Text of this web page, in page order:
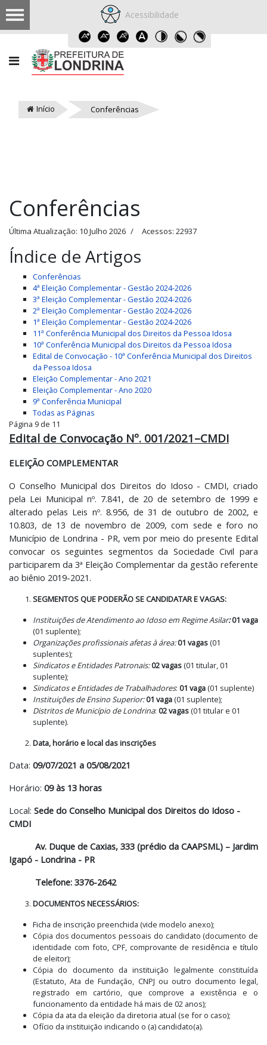
Acessibilidade
Início Conferências
Conferências
Última Atualização: 10 Julho 2026 Acessos: 22937
Índice de Artigos
Conferências
4ª Eleição Complementar - Gestão 2024-2026
3ª Eleição Complementar - Gestão 2024-2026
2ª Eleição Complementar - Gestão 2024-2026
1ª Eleição Complementar - Gestão 2024-2026
11ª Conferência Municipal dos Direitos da Pessoa Idosa
10ª Conferência Municipal dos Direitos da Pessoa Idosa
Edital de Convocação - 10ª Conferência Municipal dos Direitos
da Pessoa Idosa
Eleição Complementar - Ano 2021
Eleição Complementar - Ano 2020
9ª Conferência Municipal
Todas as Páginas
Página 9 de 11
Edital de Convocação Nº. 001/2021–CMDI
ELEIÇÃO COMPLEMENTAR
O Conselho Municipal dos Direitos do Idoso - CMDI, criado
pela Lei Municipal nº. 7.841, de 20 de setembro de 1999 e
alterado pelas Leis nº. 8.956, de 31 de outubro de 2002, e
10.803, de 13 de novembro de 2009, com sede e foro no
Município de Londrina - PR, vem por meio do presente Edital
convocar os seguintes segmentos da Sociedade Civil para
participarem da 3ª Eleição Complementar da gestão referente
ao biênio 2019-2021.
SEGMENTOS QUE PODERÃO SE CANDIDATAR E VAGAS:
Instituições de Atendimento ao Idoso em Regime Asilar:01 vaga
(01 suplente);
Organizações profissionais afetas à área:01 vagas (01
suplentes);
Sindicatos e Entidades Patronais:02 vagas (01 titular, 01
suplente);
Sindicatos e Entidades de Trabalhadores: 01 vaga (01 suplente)
Instituições de Ensino Superior:01 vaga (01 suplente);
Distritos de Município de Londrina: 02 vagas (01 titular e 01
suplente).
Data, horário e local das inscrições
Data: 09/07/2021 a 05/08/2021
Horário: 09 às 13 horas
Local: Sede do Conselho Municipal dos Direitos do Idoso -
CMDI
Av. Duque de Caxias, 333 (prédio da CAAPSML) – Jardim
Igapó - Londrina - PR
Telefone: 3376-2642
DOCUMENTOS NECESSÁRIOS:
Ficha de inscrição preenchida (vide modelo anexo);
Cópia dos documentos pessoais do candidato (documento de
identidade com foto, CPF, comprovante de residência e título
de eleitor);
Cópia do documento da instituição legalmente constituída
(Estatuto, Ata de Fundação, CNPJ ou outro documento legal,
registrado em cartório, que comprove a existência e o
funcionamento da entidade há mais de 02 anos);
Cópia da ata da eleição da diretoria atual (se for o caso);
Ofício da instituição indicando o (a) candidato(a).